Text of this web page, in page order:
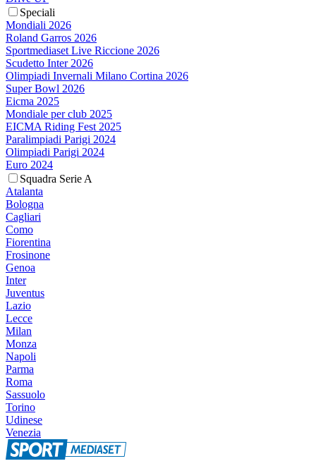
Speciali
Mondiali 2026
Roland Garros 2026
Sportmediaset Live Riccione 2026
Scudetto Inter 2026
Olimpiadi Invernali Milano Cortina 2026
Super Bowl 2026
Eicma 2025
Mondiale per club 2025
EICMA Riding Fest 2025
Paralimpiadi Parigi 2024
Olimpiadi Parigi 2024
Euro 2024
Squadra Serie A
Atalanta
Bologna
Cagliari
Como
Fiorentina
Frosinone
Genoa
Inter
Juventus
Lazio
Lecce
Milan
Monza
Napoli
Parma
Roma
Sassuolo
Torino
Udinese
Venezia